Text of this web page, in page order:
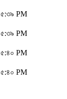
৫:৩৯ PM
৫:৩৯ PM
৫:৪০ PM
৫:৪০ PM